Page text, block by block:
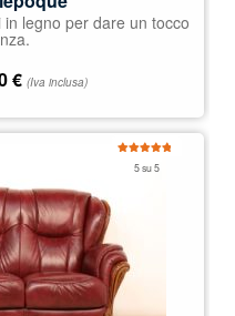
legno per dare un tocco
€ (Iva inclusa)
5 su 5